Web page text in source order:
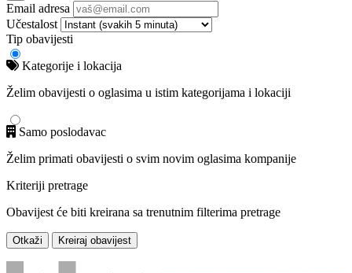
Email adresa
Učestalost
Tip obavijesti
Kategorije i lokacija
Želim obavijesti o oglasima u istim kategorijama i lokaciji
Samo poslodavac
Želim primati obavijesti o svim novim oglasima kompanije
Kriteriji pretrage
Obavijest će biti kreirana sa trenutnim filterima pretrage
Otkaži Kreiraj obavijest